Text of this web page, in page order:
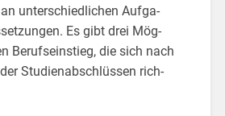
un­ter­schied­li­chen Auf­ga­
Es gibt drei Mög­
Be­rufs­ein­stieg, die sich nach
Stu­di­en­ab­schlüs­sen rich­